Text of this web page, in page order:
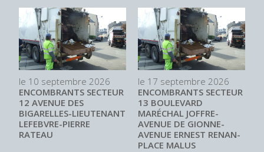
le 10 septembre 2026
ENCOMBRANTS SECTEUR
12 AVENUE DES
BIGARELLES-LIEUTENANT
LEFEBVRE-PIERRE
RATEAU
le 17 septembre 2026
ENCOMBRANTS SECTEUR
13 BOULEVARD
MARÉCHAL JOFFRE-
AVENUE DE GIONNE-
AVENUE ERNEST RENAN-
PLACE MALUS